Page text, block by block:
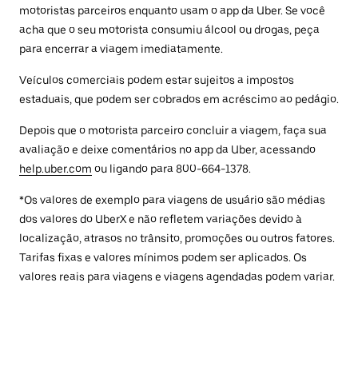
motoristas parceiros enquanto usam o app da Uber. Se você
acha que o seu motorista consumiu álcool ou drogas, peça
para encerrar a viagem imediatamente.
Veículos comerciais podem estar sujeitos a impostos
estaduais, que podem ser cobrados em acréscimo ao pedágio.
Depois que o motorista parceiro concluir a viagem, faça sua
avaliação e deixe comentários no app da Uber, acessando
help.uber.com ou ligando para 800-664-1378.
*Os valores de exemplo para viagens de usuário são médias
dos valores do UberX e não refletem variações devido à
localização, atrasos no trânsito, promoções ou outros fatores.
Tarifas fixas e valores mínimos podem ser aplicados. Os
valores reais para viagens e viagens agendadas podem variar.